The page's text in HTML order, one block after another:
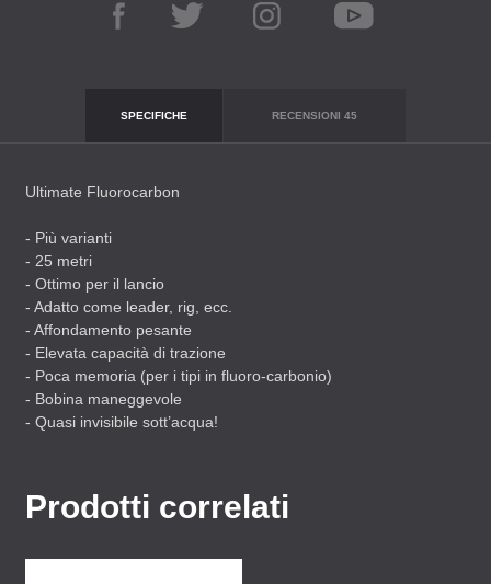
SPECIFICHE RECENSIONI 45
Ultimate Fluorocarbon
- Più varianti
- 25 metri
- Ottimo per il lancio
- Adatto come leader, rig, ecc.
- Affondamento pesante
- Elevata capacità di trazione
- Poca memoria (per i tipi in fluoro-carbonio)
- Bobina maneggevole
- Quasi invisibile sott’acqua!
Prodotti correlati